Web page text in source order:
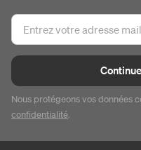
Nous protégeons vos données
confidentialité.